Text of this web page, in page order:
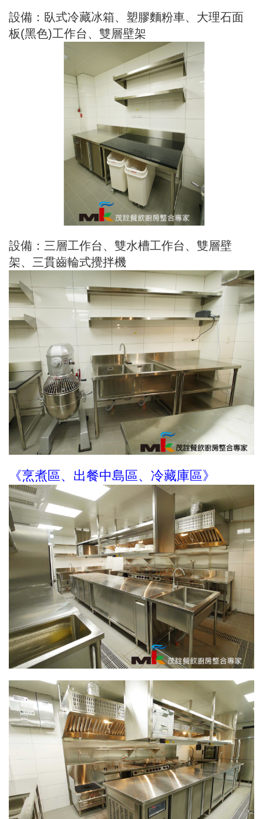
設備：臥式冷藏冰箱、塑膠麵粉車、大理石面
板(黑色)工作台、雙層壁架
設備：三層工作台、雙水槽工作台、雙層壁
架、三貫齒輪式攪拌機
《烹煮區、出餐中島區、冷藏庫區》